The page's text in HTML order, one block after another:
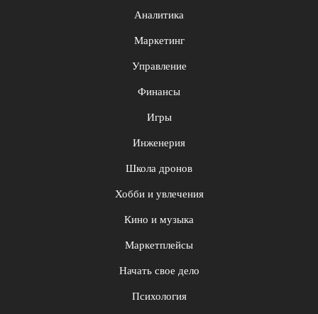
Аналитика
Маркетинг
Управление
Финансы
Игры
Инженерия
Школа дронов
Хобби и увлечения
Кино и музыка
Маркетплейсы
Начать свое дело
Психология